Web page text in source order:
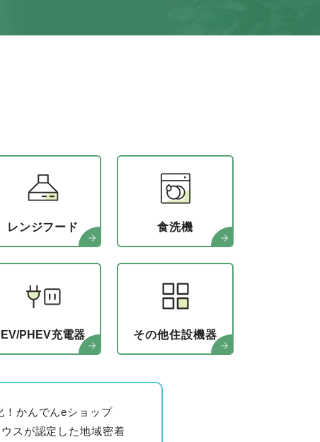
レンジフード 食洗機
EV/PHEV充電器 その他住設機器
！かんでんeショップ
スが認定した地域密着